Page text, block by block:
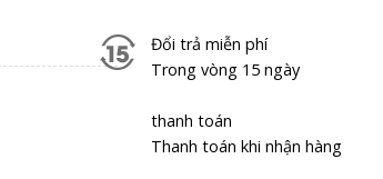
rêu - Thun lạnh cao cấp số lượng
Đổi trả miễn phí
Trong vòng 15 ngày
thanh toán
Thanh toán khi nhận hàng